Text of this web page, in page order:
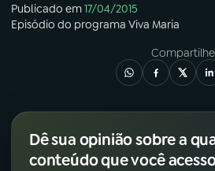
Publicado em17/04/2015
Episódio do programa Viva Maria
Compartilhe
Dê sua opinião sobre a
conteúdo que você